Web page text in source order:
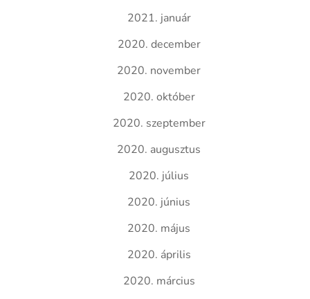
2021. január
2020. december
2020. november
2020. október
2020. szeptember
2020. augusztus
2020. július
2020. június
2020. május
2020. április
2020. március